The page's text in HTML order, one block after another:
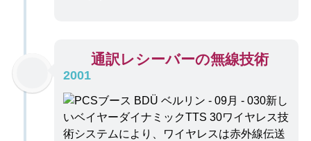
2001
通訳レシーバーの無線技術
新し
いベイヤーダイナミックTTS 30ワイヤレス技
術システムにより、ワイヤレスは赤外線伝送